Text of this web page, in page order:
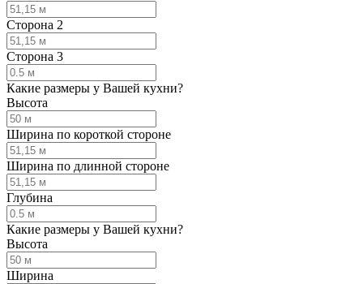
Сторона 2
Сторона 3
Какие размеры у Вашей кухни?
Высота
Ширина по короткой стороне
Ширина по длинной стороне
Глубина
Какие размеры у Вашей кухни?
Высота
Ширина